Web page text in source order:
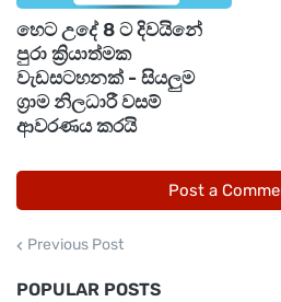
සහයෝගයෙන් මේ සඳහා
සූදානම් බව ප්‍රකාශ කර ඇත.
පාර්ලිමේන්තුවට ඉදිරිපත් කර
ඉඩම් සහ නිවාස ව්‍යාපෘතිවල
නිරීක්ෂණය කිරීම සඳහා
අනාගතය සඳහා ඉතා අවශ්‍ය
හෙට උදේ 8 ට දිවයිනේ
පුරා ක්‍රියාත්මක
වැඩසටහනක් - සියලුම
ග්‍රාම නිලධාරී වසම්
ආවරණය කරයි
Post a
Previous Post
POPULAR POSTS